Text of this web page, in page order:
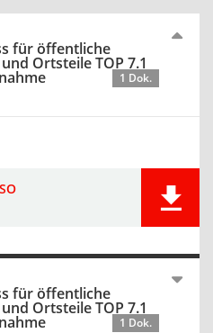
für öffentliche
Ortsteile TOP 7.1
1 Dok.
für öffentliche
Ortsteile TOP 7.1
1 Dok.